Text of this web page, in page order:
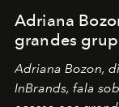
Adriana
grandes
Adriana Bozon,
InBrands, fala